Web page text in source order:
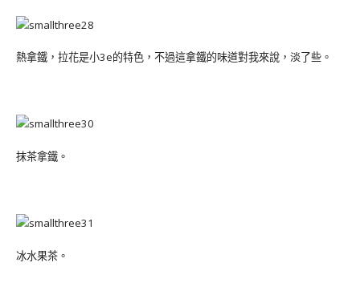
熱拿鐵，拉花是小3e的特色，不過這拿鐵的味道對我來說，淡了些。
抹茶拿鐵。
冰水果茶。